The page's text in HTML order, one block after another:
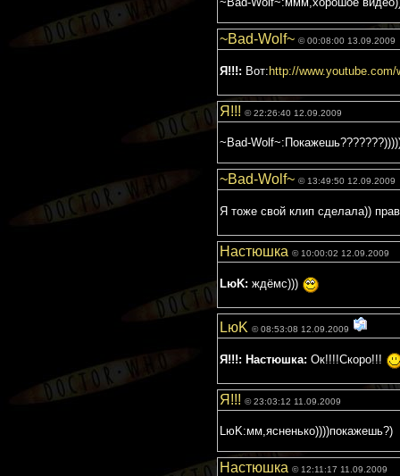
~Bad-Wolf~ © 00:08:00 13.09.2009
Я!!!: Вот: http://
Я!!! © 22:26:40 12.09.2009
~Bad-
~Bad-Wolf~ © 13:49:50 12.09.2009
Я тоже свой клип сделала))
Настюшка © 10:00:02 12.09.2009
LюK: ждёмс)))
LюK © 08:53:08 12.09.2009
Я!!!: Настюшка: Ок!!!!Скоро!!!
Я!!! © 23:03:12 11.09.2009
LюK:мм,ясненько))))покажешь?)
Настюшка © 12:11:17 11.09.2009